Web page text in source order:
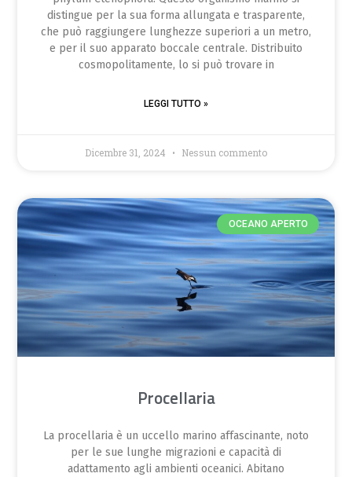
distingue per la sua forma allungata e trasparente,
che può raggiungere lunghezze superiori a un metro,
e per il suo apparato boccale centrale. Distribuito
cosmopolitamente, lo si può trovare in
LEGGI TUTTO »
Dicembre 31, 2024 Nessun commento
OCEANO APERTO
Procellaria
La procellaria è un uccello marino affascinante, noto
per le sue lunghe migrazioni e capacità di
adattamento agli ambienti oceanici. Abitano